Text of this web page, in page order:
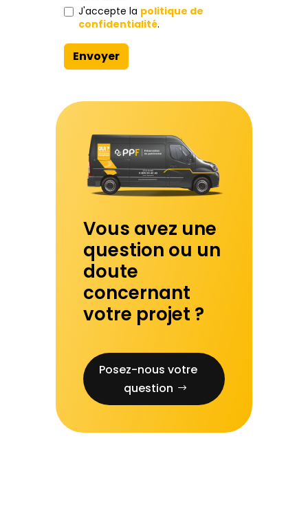
J'accepte la politique de
confidentialité.
Envoyer
Vous avez une
question ou un
doute
concernant
votre projet ?
Posez-nous votre
question